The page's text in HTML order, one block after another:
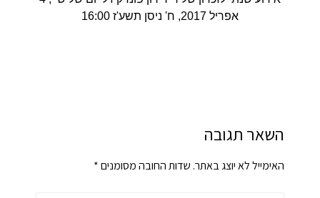
אפריל 2017, ח' ניסן תשע'ז 16:00
השאר תגובה
האימייל לא יוצג באתר. שדות החובה מסומנים*